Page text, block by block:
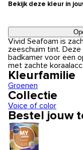
Bekijk deze kleur in
Vivid Seafoam is
zeeschuim tint.
badkamer voor een
met zachte
Kleurfamilie
Groenen
Collectie
Voice of color
Bestel jouw